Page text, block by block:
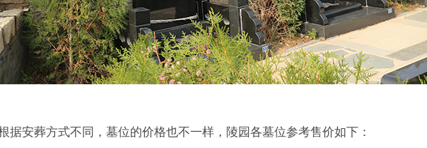
据安葬方式不同，墓位的价格也不一样，陵园各墓位参考售价如下：